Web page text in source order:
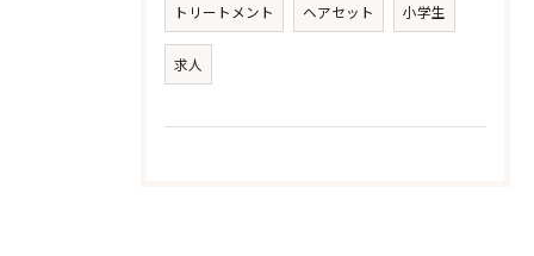
トリートメント ヘアセット 小学生
求人